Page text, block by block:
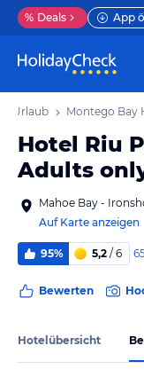
% Deals App
Urlaub Montego Bay
Hotel Riu
Adults
Mahoe Bay -
Auf Karte anzeigen
95% 5,2 / 6
Bewerten
Hotelübersicht